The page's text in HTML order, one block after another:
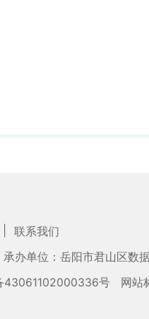
联系我们
承办单位：岳阳市君山区数
43061102000336号
网站